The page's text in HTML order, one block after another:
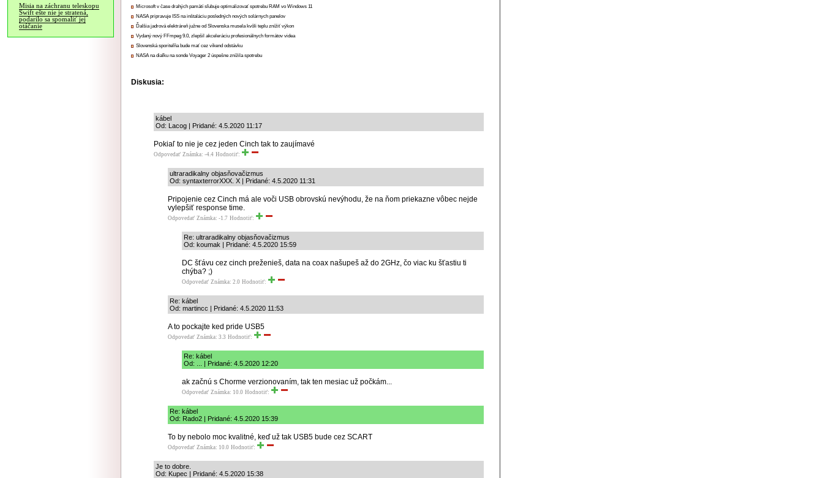
Misia na záchranu teleskopu
Swift ešte nie je stratená,
podarilo sa spomaliť jej
otáčanie
Microsoft v čase drahých pamätí sľubuje optimalizovať spotrebu RAM vo Windows 11
NASA pripravuje ISS na inštaláciu posledných nových solárnych panelov
Ďalšia jadrová elektráreň južne od Slovenska musela kvôli teplu znížiť výkon
Vydaný nový FFmpeg 9.0, zlepšil akceleráciu profesionálnych formátov videa
Slovenská sporiteľňa bude mať cez víkend odstávku
NASA na diaľku na sonde Voyager 2 úspešne znížila spotrebu
Diskusia:
kábel
Od: Lacog | Pridané: 4.5.2020 11:17
Pokiaľ to nie je cez jeden Cinch tak to zaujímavé
Odpovedať Známka: -4.4 Hodnotiť:
ultraradikalny objasňovačizmus
Od: syntaxterrorXXX. X | Pridané: 4.5.2020 11:31
Pripojenie cez Cinch má ale voči USB obrovskú nevýhodu, že na ňom priekazne vôbec nejde
vylepšiť response time.
Odpovedať Známka: -1.7 Hodnotiť:
Re: ultraradikalny objasňovačizmus
Od: koumak | Pridané: 4.5.2020 15:59
DC šťávu cez cinch preženieš, data na coax našupeš až do 2GHz, čo viac ku šťastiu ti
chýba? ;)
Odpovedať Známka: 2.0 Hodnotiť:
Re: kábel
Od: martincc | Pridané: 4.5.2020 11:53
A to pockajte ked pride USB5
Odpovedať Známka: 3.3 Hodnotiť:
Re: kábel
Od: ... | Pridané: 4.5.2020 12:20
ak začnú s Chorme verzionovaním, tak ten mesiac už počkám...
Odpovedať Známka: 10.0 Hodnotiť:
Re: kábel
Od: Rado2 | Pridané: 4.5.2020 15:39
To by nebolo moc kvalitné, keď už tak USB5 bude cez SCART
Odpovedať Známka: 10.0 Hodnotiť:
Je to dobre.
Od: Kupec | Pridané: 4.5.2020 15:38